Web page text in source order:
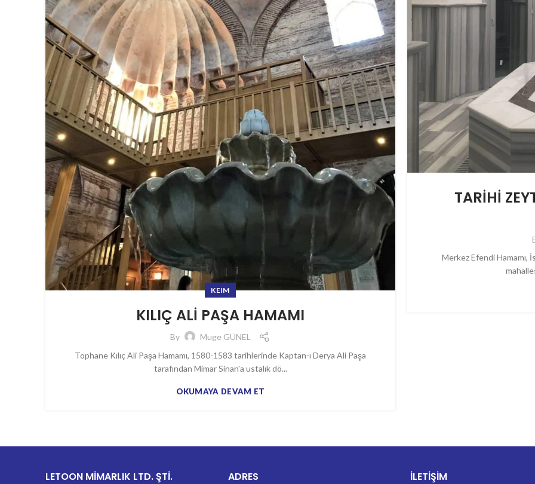
KEIM
KILIÇ ALİ PAŞA HAMAMI
By
Muge GÜNEL
Tophane Kılıç Ali Paşa Hamamı, 1580-1583 tarihlerinde Kaptan-ı Derya Ali Paşa
tarafından Mimar Sinan'a ustalık dö...
OKUMAYA DEVAM ET
TARİHİ
Merkez Efendi Hamamı,
LETOON MİMARLIK LTD. ŞTİ. ADRES İLETIŞIM